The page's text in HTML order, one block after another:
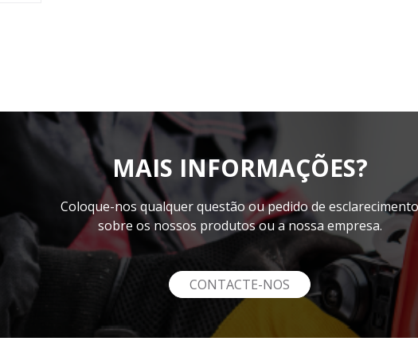
MAIS INFORMAÇÕES?
Coloque-nos qualquer questão ou pedido de esclarecimento
sobre os nossos produtos ou a nossa empresa.
CONTACTE-NOS